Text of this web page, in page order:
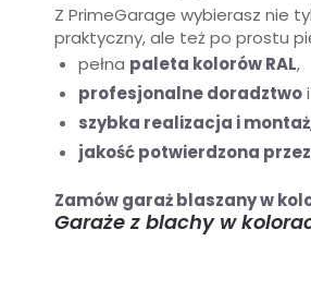
Z PrimeGarage wybierasz nie
praktyczny, ale też po prostu
pełna paleta kolorów RAL,
profesjonalne doradztwo
szybka realizacja i montaż
jakość potwierdzona
Zamówgaraż blaszany w
Garaże z blachy w